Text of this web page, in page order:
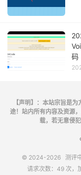
码
【声明】：本站宗旨是
途！站内所有内容及资源
载，若无意侵
© 2024-2026 测评
请求次数：49 次，